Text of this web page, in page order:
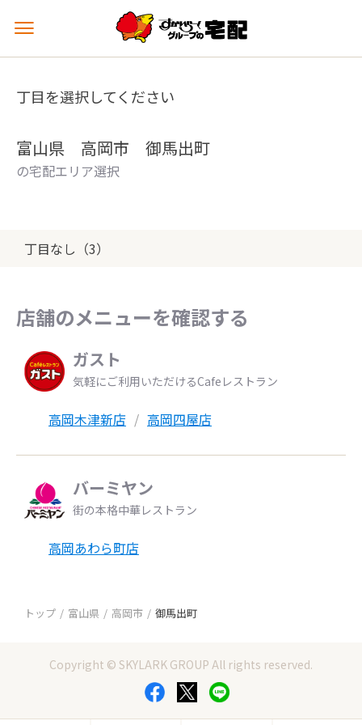
メ
ュ
を
丁目を選択してください
富山県 高岡市 御馬出町
の宅配エリア選択
丁目なし（3）
店舗のメニューを確認する
ガスト
気軽にご利用いただけるCafeレストラン
高岡木津新店 高岡四屋店
バーミヤン
街の本格中華レストラン
高岡あわら町店
トップ 富山県 高岡市 御馬出町
Copyright © SKYLARK GROUP All rights reserved.